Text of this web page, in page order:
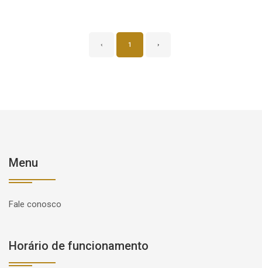
‹ 1 ›
Menu
Fale conosco
Horário de funcionamento